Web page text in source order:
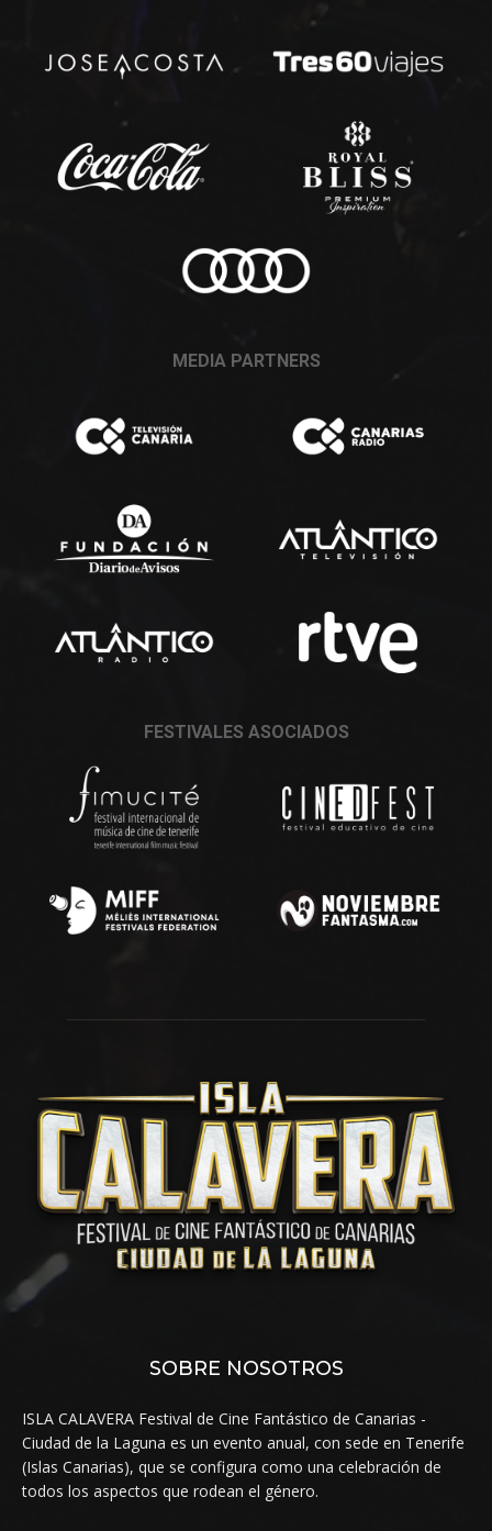
MEDIA PARTNERS
FESTIVALES ASOCIADOS
SOBRE NOSOTROS
ISLA CALAVERA Festival de Cine Fantástico de Canarias -
Ciudad de la Laguna es un evento anual, con sede en Tenerife
(Islas Canarias), que se configura como una celebración de
todos los aspectos que rodean el género.